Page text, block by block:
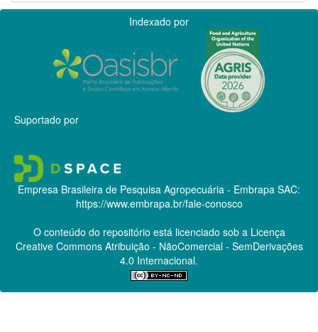
Indexado por
Suportado por
Empresa Brasileira de Pesquisa Agropecuária - Embrapa SAC:
https://www.embrapa.br/fale-conosco
O conteúdo do repositório está licenciado sob a Licença
Creative CommonsAtribuição - NãoComercial - SemDerivações
4.0 Internacional.